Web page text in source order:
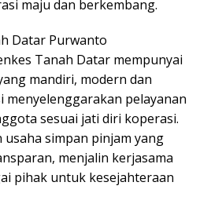
maju dan berkembang.
Datar Purwanto
Tanah Datar mempunyai
mandiri, modern dan
menyelenggarakan pelayanan
sesuai jati diri koperasi.
simpan pinjam yang
menjalin kerjasama
pihak untuk kesejahteraan